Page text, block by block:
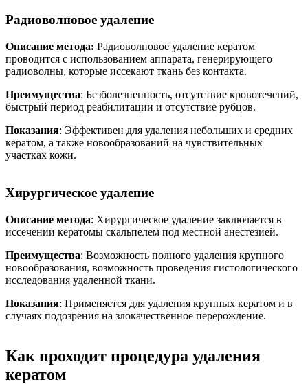
Радиоволновое удаление
Описание метода: Радиоволновое удаление кератом
проводится с использованием аппарата, генерирующего
радиоволны, которые иссекают ткань без контакта.
Преимущества: Безболезненность, отсутствие кровотечений,
быстрый период реабилитации и отсутствие рубцов.
Показания: Эффективен для удаления небольших и средних
кератом, а также новообразований на чувствительных
участках кожи.
Хирургическое удаление
Описание метода: Хирургическое удаление заключается в
иссечении кератомы скальпелем под местной анестезией.
Преимущества: Возможность полного удаления крупного
новообразования, возможность проведения гистологического
исследования удаленной ткани.
Показания: Применяется для удаления крупных кератом и в
случаях подозрения на злокачественное перерождение.
Как проходит процедура удаления
кератом